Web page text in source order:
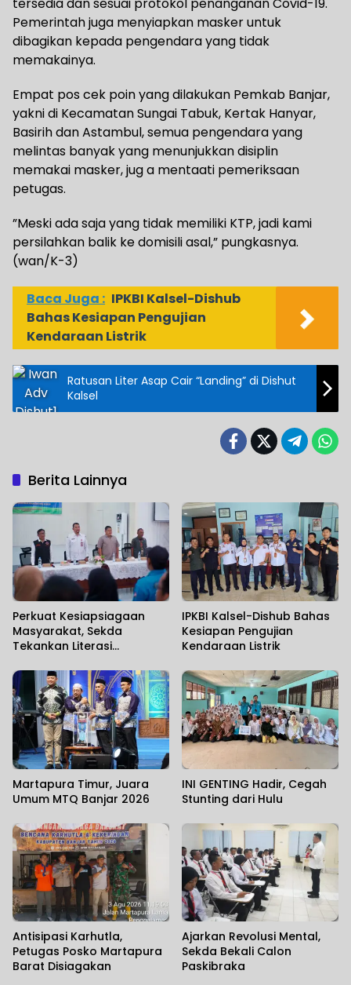
tersedia dan sesuai protokol penanganan Covid-19.
Pemerintah juga menyiapkan masker untuk
dibagikan kepada pengendara yang tidak
memakainya.
Empat pos cek poin yang dilakukan Pemkab Banjar,
yakni di Kecamatan Sungai Tabuk, Kertak Hanyar,
Basirih dan Astambul, semua pengendara yang
melintas banyak yang menunjukkan disiplin
memakai masker, jug a mentaati pemeriksaan
petugas.
”Meski ada saja yang tidak memiliki KTP, jadi kami
persilahkan balik ke domisili asal,” pungkasnya.
(wan/K-3)
Baca Juga : IPKBI Kalsel-Dishub
Bahas Kesiapan Pengujian
Kendaraan Listrik
Ratusan Liter Asap Cair “Landing” di Dishut
Kalsel
Berita Lainnya
Perkuat Kesiapsiagaan
Masyarakat, Sekda
Tekankan Literasi
IPKBI Kalsel-Dishub Bahas
Kesiapan Pengujian
Kendaraan Listrik
Martapura Timur, Juara
Umum MTQ Banjar 2026
INI GENTING Hadir, Cegah
Stunting dari Hulu
Antisipasi Karhutla,
Petugas Posko Martapura
Barat Disiagakan
Ajarkan Revolusi Mental,
Sekda Bekali Calon
Paskibraka